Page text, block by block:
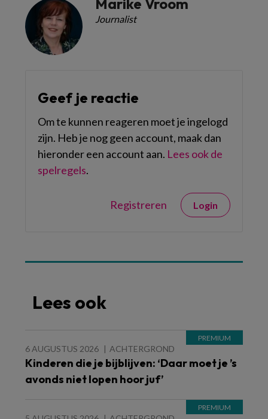
Marike Vroom
Journalist
Geef je reactie
Om te kunnen reageren moet je ingelogd
zijn. Heb je nog geen account, maak dan
hieronder een account aan. Lees ook de
spelregels.
Registreren Login
Lees ook
6 AUGUSTUS 2026 ACHTERGROND
Kinderen die je bijblijven: ‘Daar moet je ’s
avonds niet lopen hoor juf’